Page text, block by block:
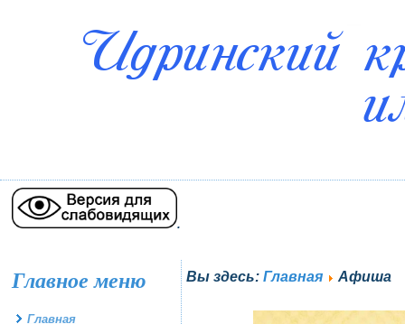
.
Главное меню
Главная
Вы здесь: Главная Афиша